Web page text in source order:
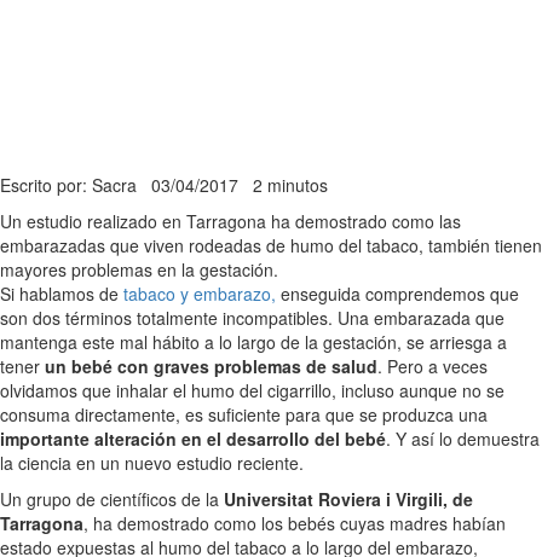
Escrito por: Sacra 03/04/2017 2 minutos
Un estudio realizado en Tarragona ha demostrado como las
embarazadas que viven rodeadas de humo del tabaco, también tienen
mayores problemas en la gestación.
Si hablamos de tabaco y embarazo, enseguida comprendemos que
son dos términos totalmente incompatibles. Una embarazada que
mantenga este mal hábito a lo largo de la gestación, se arriesga a
tener un bebé con graves problemas de salud. Pero a veces
olvidamos que inhalar el humo del cigarrillo, incluso aunque no se
consuma directamente, es suficiente para que se produzca una
importante alteración en el desarrollo del bebé. Y así lo demuestra
la ciencia en un nuevo estudio reciente.
Un grupo de científicos de la Universitat Roviera i Virgili, de
Tarragona, ha demostrado como los bebés cuyas madres habían
estado expuestas al humo del tabaco a lo largo del embarazo,